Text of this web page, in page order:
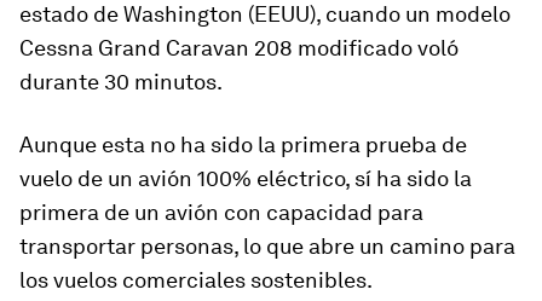
estado de Washington (EEUU), cuando un modelo
Cessna Grand Caravan 208 modificado voló
durante 30 minutos.
Aunque esta no ha sido la primera prueba de
vuelo de un avión 100% eléctrico, sí ha sido la
primera de un avión con capacidad para
transportar personas, lo que abre un camino para
los vuelos comerciales sostenibles.